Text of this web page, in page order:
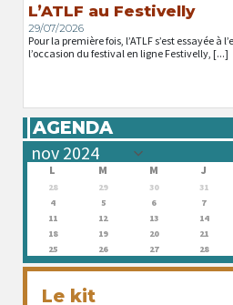
L’ATLF au Festivelly
29/07/2026
Pour la première fois, l’ATLF s’est essayée à
l’occasion du festival en ligne Festivelly, [...]
AGENDA
L M M J
28 29 30 31
4
5 6 7
11
12 13 14
18
19 20 21
25
26 27 28
Le kit